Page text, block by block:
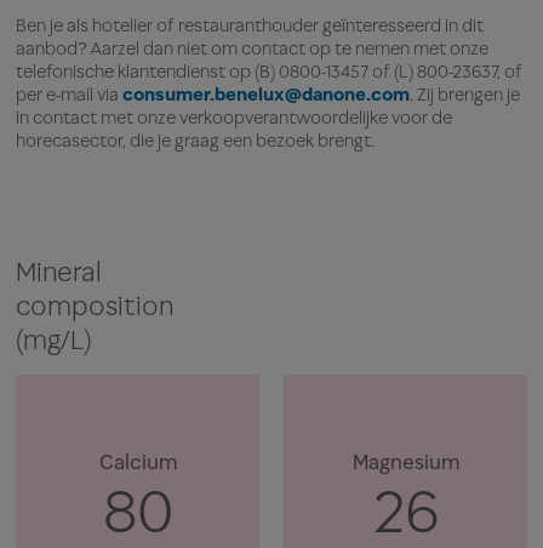
Ben je als hotelier of restauranthouder geïnteresseerd in dit
aanbod? Aarzel dan niet om contact op te nemen met onze
telefonische klantendienst op (B) 0800-13457 of (L) 800-23637, of
per e-mail via consumer.benelux@danone.com. Zij brengen je
in contact met onze verkoopverantwoordelijke voor de
horecasector, die je graag een bezoek brengt.
Mineral
composition
(mg/L)
Calcium
80
Magnesium
26